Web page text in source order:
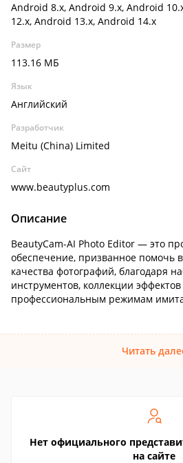
Android 8.x, Android 9.x, Android
12.x, Android 13.x, Android 14.x
Размер
113.16 МБ
Язык
Английский
Разработчик
Meitu (China) Limited
Сайт
www.beautyplus.com
Описание
BeautyCam-AI Photo Editor — это
обеспечение, призванное помочь
качества фотографий, благодаря
инструментов, коллекции
профессиональным режимам
Читать
Нет официального
на сайте